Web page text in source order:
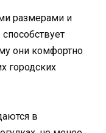
размерами и
они комфортно
городских
в